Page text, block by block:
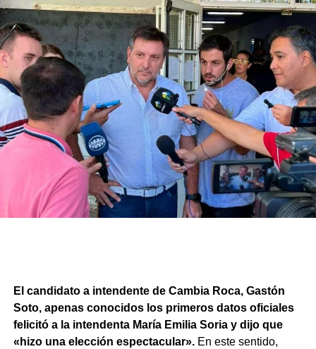
El candidato a intendente de Cambia Roca, Gastón
Soto, apenas conocidos los primeros datos oficiales
felicitó a la intendenta María Emilia Soria y dijo que
«hizo una elección espectacular». En este sentido,